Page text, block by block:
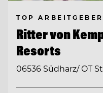
TOP ARBEITGEBER
Ritter von
Resorts
06536 Südharz/ OT